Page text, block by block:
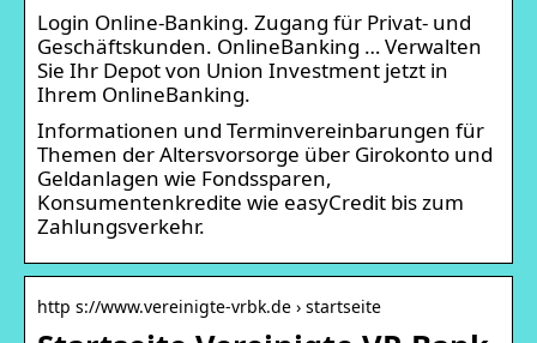
Login Online-Banking. Zugang für Privat- und
Geschäftskunden. OnlineBanking … Verwalten
Sie Ihr Depot von Union Investment jetzt in
Ihrem OnlineBanking.
Informationen und Terminvereinbarungen für
Themen der Altersvorsorge über Girokonto und
Geldanlagen wie Fondssparen,
Konsumentenkredite wie easyCredit bis zum
Zahlungsverkehr.
http s://www.vereinigte-vrbk.de › startseite